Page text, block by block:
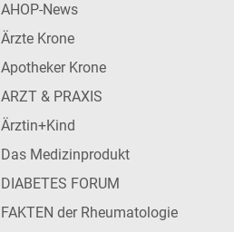
AHOP-News
Ärzte Krone
Apotheker Krone
ARZT & PRAXIS
Ärztin+Kind
Das Medizinprodukt
DIABETES FORUM
FAKTEN der Rheumatologie